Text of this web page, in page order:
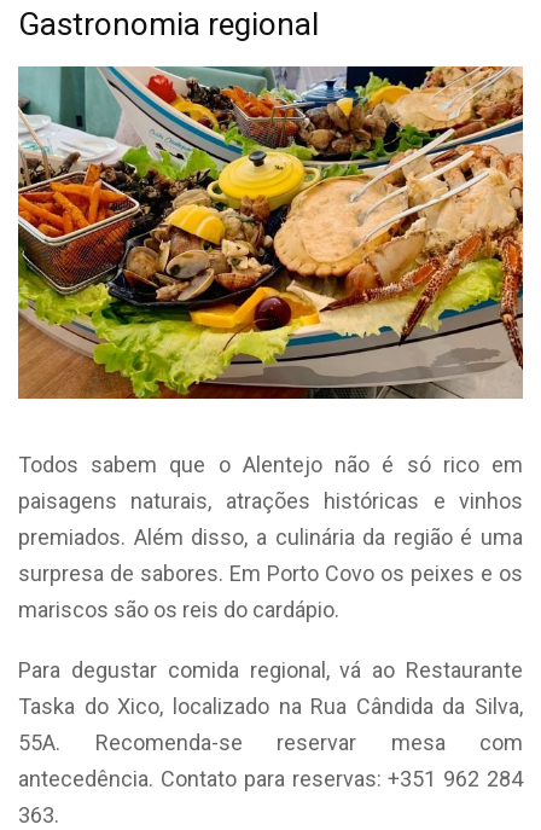
Gastronomia regional
Todos sabem que o Alentejo não é só rico em
paisagens naturais, atrações históricas e vinhos
premiados. Além disso, a culinária da região é uma
surpresa de sabores. Em Porto Covo os peixes e os
mariscos são os reis do cardápio.
Para degustar comida regional, vá ao Restaurante
Taska do Xico, localizado na Rua Cândida da Silva,
55A. Recomenda-se reservar mesa com
antecedência. Contato para reservas: +351 962 284
363.